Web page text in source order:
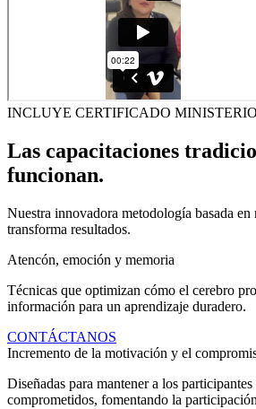
INCLUYE CERTIFICADO
Las capacitaciones
funcionan.
Nuestra innovadora metodología basada en
transforma resultados.
Atencón, emoción y memoria
Técnicas que optimizan cómo el cerebro
información para un aprendizaje duradero.
CONTÁCTANOS
Incremento de la motivación y el
Diseñadas para mantener a los
comprometidos, fomentando la